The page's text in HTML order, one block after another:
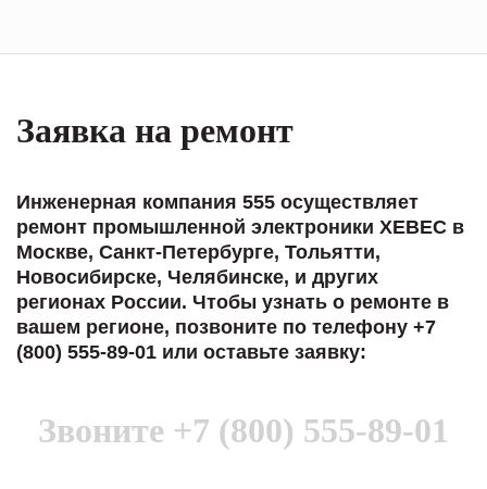
Заявка на ремонт
Инженерная компания 555 осуществляет
ремонт промышленной электроники XEBEC в
Москве, Санкт-Петербурге, Тольятти,
Новосибирске, Челябинске, и других
регионах России. Чтобы узнать о ремонте в
вашем регионе, позвоните по телефону +7
(800) 555-89-01 или оставьте заявку:
Звоните +7 (800) 555-89-01